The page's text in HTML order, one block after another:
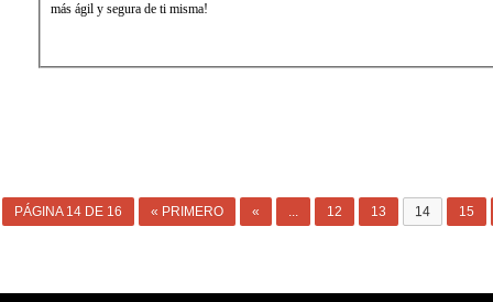
más ágil y segura de ti misma!
PÁGINA 14 DE 16 « PRIMERO « 12 13 14 15